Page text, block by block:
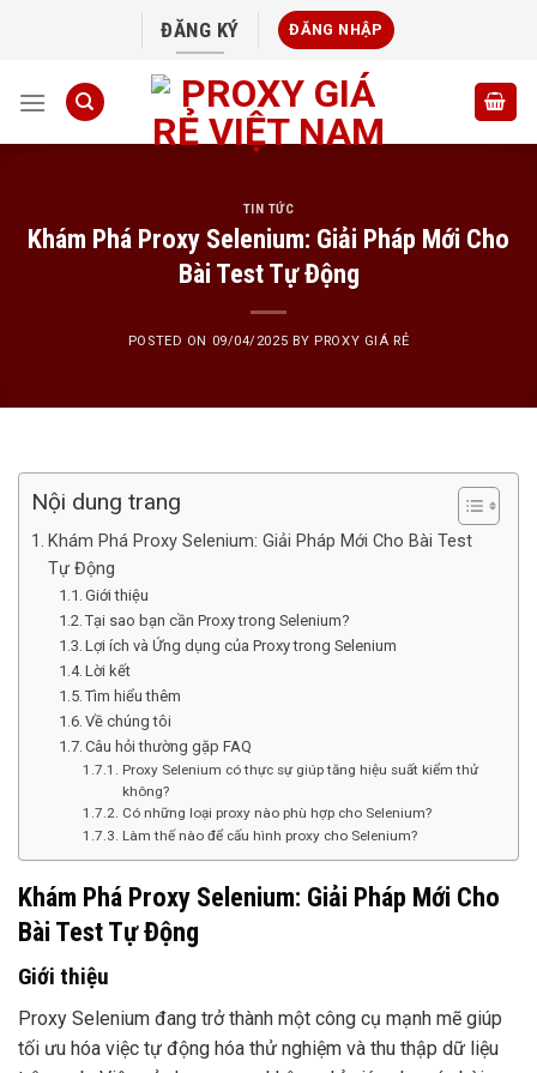
ĐĂNG KÝ ĐĂNG NHẬP
TIN TỨC
Khám Phá Proxy Selenium: Giải Pháp Mới Cho
Bài Test Tự Động
POSTED ON 09/04/2025 BY PROXY GIÁ RẺ
Nội dung trang
Khám Phá Proxy Selenium: Giải Pháp Mới Cho Bài Test
Tự Động
Giới thiệu
Tại sao bạn cần Proxy trong Selenium?
Lợi ích và Ứng dụng của Proxy trong Selenium
Lời kết
Tìm hiểu thêm
Về chúng tôi
Câu hỏi thường gặp FAQ
Proxy Selenium có thực sự giúp tăng hiệu suất kiểm thử
không?
Có những loại proxy nào phù hợp cho Selenium?
Làm thế nào để cấu hình proxy cho Selenium?
Khám Phá Proxy Selenium: Giải Pháp Mới Cho
Bài Test Tự Động
Giới thiệu
Proxy Selenium đang trở thành một công cụ mạnh mẽ giúp
tối ưu hóa việc tự động hóa thử nghiệm và thu thập dữ liệu